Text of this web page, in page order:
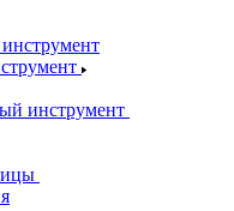
инструмент